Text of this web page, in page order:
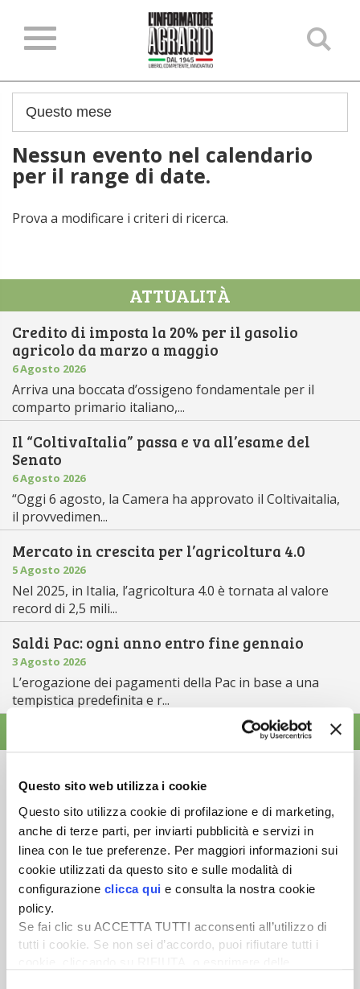
Questo sito web utilizza i cookie
Questo sito utilizza cookie di profilazione e di marketing,
anche di terze parti, per inviarti pubblicità e servizi in
linea con le tue preferenze. Per maggiori informazioni sui
cookie utilizzati da questo sito e sulle modalità di
configurazione clicca qui e consulta la nostra cookie
policy.
Se fai clic su ACCETTA TUTTI acconsenti all’utilizzo di
tutti i cookie. Se non sei d’accordo, puoi rifiutare tutti i
Nessun evento nel calendario
per il range di date.
Prova a modificare i criteri di ricerca.
ATTUALITÀ
Credito di imposta la 20% per il gasolio
agricolo da marzo a maggio
6 Agosto 2026
Arriva una boccata d’ossigeno fondamentale per il
comparto primario italiano,...
Il “ColtivaItalia” passa e va all’esame del
Senato
6 Agosto 2026
“Oggi 6 agosto, la Camera ha approvato il Coltivaitalia,
il provvedimen...
Mercato in crescita per l’agricoltura 4.0
5 Agosto 2026
Nel 2025, in Italia, l’agricoltura 4.0 è tornata al valore
record di 2,5 mili...
Saldi Pac: ogni anno entro fine gennaio
3 Agosto 2026
L’erogazione dei pagamenti della Pac in base a una
tempistica predefinita e r...
Newsletter
Scopri un servizio d'informazione di alta qualità. Tagliato sulle tue
esigenze.